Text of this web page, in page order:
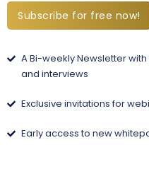
Subscribe for free now!
A Bi-weekly Newsletter
and interviews
Exclusive invitations for
Early access to new